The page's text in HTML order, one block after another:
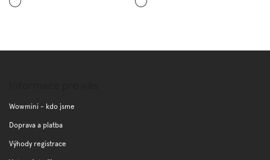
Wowmini - kdo jsme
Doprava a platba
Výhody registrace